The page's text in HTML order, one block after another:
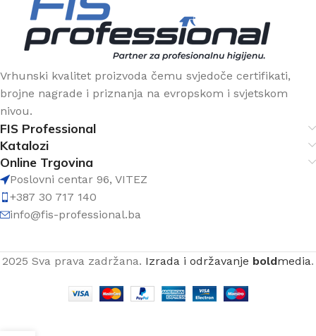
Vrhunski kvalitet proizvoda čemu svjedoče certifikati,
brojne nagrade i priznanja na evropskom i svjetskom
nivou.
FIS Professional
Katalozi
Online Trgovina
Poslovni centar 96, VITEZ
+387 30 717 140
info@fis-professional.ba
2025 Sva prava zadržana. Izrada i održavanje boldmedia.